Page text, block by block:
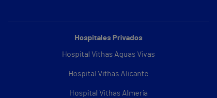
Hospitales Privados
Hospital Vithas Aguas Vivas
Hospital Vithas Alicante
Hospital Vithas Almería